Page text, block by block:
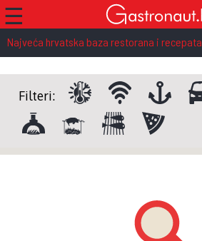
☰
Najveća hrvatska baza restorana i recepata
Filteri: